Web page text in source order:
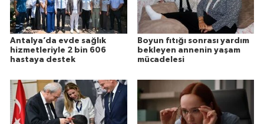
Antalya’da evde sağlık
hizmetleriyle 2 bin 606
hastaya destek
Boyun fıtığı sonrası yardım
bekleyen annenin yaşam
mücadelesi